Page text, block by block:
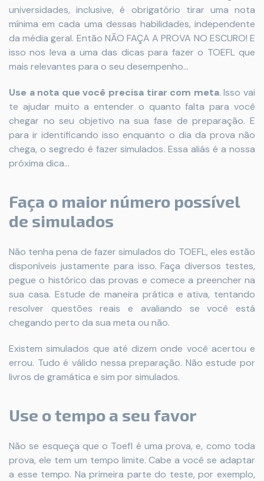
universidades, inclusive, é obrigatório tirar uma nota
mínima em cada uma dessas habilidades, independente
da média geral. Então NÃO FAÇA A PROVA NO ESCURO! E
isso nos leva a uma das dicas para fazer o TOEFL que
mais relevantes para o seu desempenho...
Use a nota que você precisa tirar com meta. Isso vai
te ajudar muito a entender o quanto falta para você
chegar no seu objetivo na sua fase de preparação. E
para ir identificando isso enquanto o dia da prova não
chega, o segredo é fazer simulados. Essa aliás é a nossa
próxima dica...
Faça o maior número possível
de simulados
Não tenha pena de fazer simulados do TOEFL, eles estão
disponíveis justamente para isso. Faça diversos testes,
pegue o histórico das provas e comece a preencher na
sua casa. Estude de maneira prática e ativa, tentando
resolver questões reais e avaliando se você está
chegando perto da sua meta ou não.
Existem simulados que até dizem onde você acertou e
errou. Tudo é válido nessa preparação. Não estude por
livros de gramática e sim por simulados.
Use o tempo a seu favor
Não se esqueça que o Toefl é uma prova, e, como toda
prova, ele tem um tempo limite. Cabe a você se adaptar
a esse tempo. Na primeira parte do teste, por exemplo,